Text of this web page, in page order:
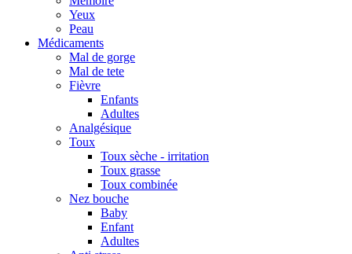
Yeux
Peau
Médicaments
Mal de gorge
Mal de tete
Fièvre
Enfants
Adultes
Analgésique
Toux
Toux sèche - irritation
Toux grasse
Toux combinée
Nez bouche
Baby
Enfant
Adultes